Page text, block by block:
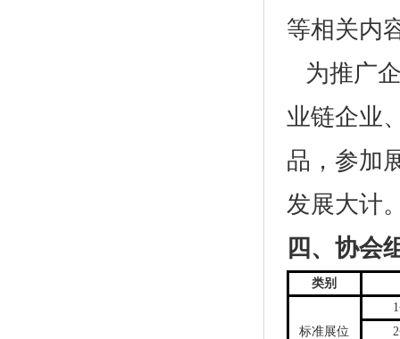
等相关内
为推广
业链企业
品，参加
发展大计
四、协会
类别
标准展位
1
2